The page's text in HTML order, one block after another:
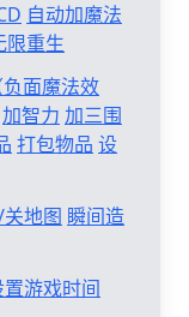
自动加魔法
限重生
面魔法效
加智力 加三围
打包物品 设
地图 瞬间造
置游戏时间